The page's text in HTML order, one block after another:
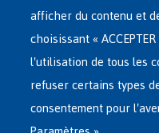
INTERNATIONAL
À PROPOS DE FEDASIL
afficher du contenu et
choisissant «
l'utilisation de tous les
refuser certains types
consentement pour